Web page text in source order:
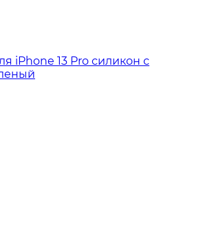
iPhone 13 Pro силикон с